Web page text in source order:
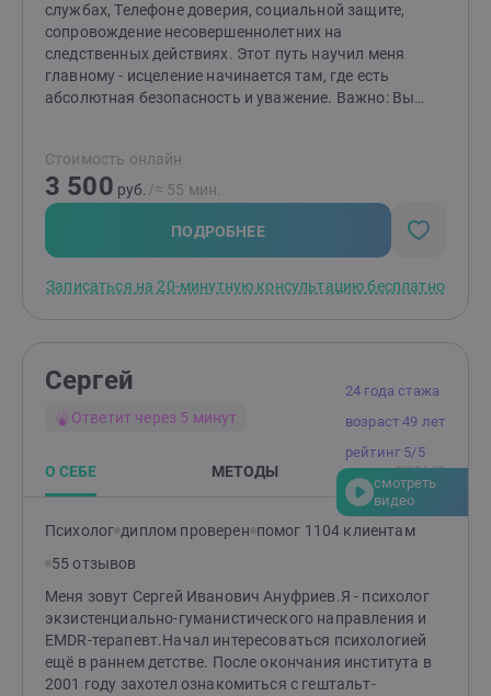
службах, Телефоне доверия, социальной защите,
сопровождение несовершеннолетних на
следственных действиях. Этот путь научил меня
главному - исцеление начинается там, где есть
абсолютная безопасность и уважение. Важно: Вы
увидеть себя, - найти внутренние ресурсы, - собрать
новую картину мира, если старая перестала служить.
Результат, к которому мы идем: - отношения с собой
без стыда и насилия, - самоценность, которая
рождает ощущение границ, - выбор того, что важно
онлайн. Готова поддержать вас на пути к свободе!
Стоимость онлайн
3 500 руб. /≈ 55 мин.
ПОДРОБНЕЕ
Записаться на 20-минутную консультацию бесплатно
24 года стажа
возраст 49 лет
рейтинг 5/5
смотреть
видео
Сергей
Ответит через 5 минут
О СЕБЕ МЕТОДЫ ОТЗЫВ
Психолог диплом проверен помог 1104 клиентам
55 отзывов
Меня зовут Сергей Иванович Ануфриев.Я - психолог
экзистенциально-гуманистического направления и
EMDR-терапевт.Начал интересоваться психологией
ещё в раннем детстве. После окончания института в
2001 году захотел ознакомиться с гештальт-